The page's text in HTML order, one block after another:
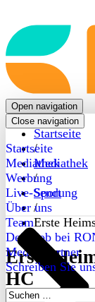
Back
to
frontpage
Open navigation
Close navigation
Startseite
Mediathek
Werbung
Live-Sendung
Über uns
Team
Dein Job bei
Medienpartner
Schreiben Sie
Suchen
Startseite
/
Mediathek
/
Sport
/
Erste
Erste
HC